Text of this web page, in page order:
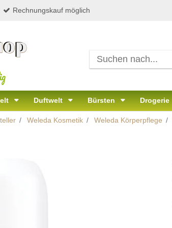
Rechnungskauf möglich
Duftwelt Bürsten Drogerie
Weleda Kosmetik Weleda Körperpflege